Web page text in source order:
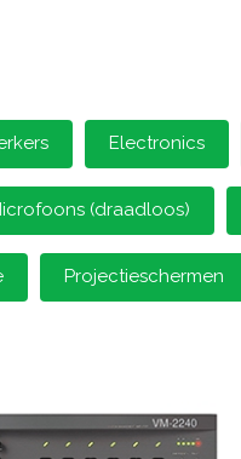
Electronics
(draadloos)
Projectieschermen